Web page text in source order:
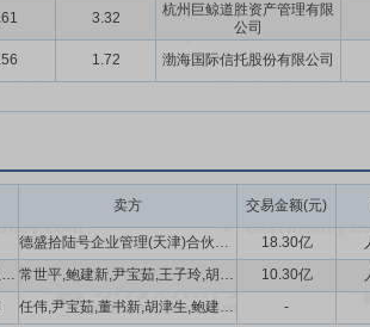
3.32
杭州巨鲸道胜资产管理有限
公司
1.72 渤海国际信托股份有限公司
卖方 交易金额(元)
德盛拾陆号企业管理(天津)合伙企业(有限合伙) 18.30亿
新疆建发梵宇产业投资基金合伙企业(有限合伙) 常世平,鲍建新,尹宝茹,王子玲,胡津生,张义生,董书新,任伟 10.30亿
任伟,尹宝茹,董书新,胡津生,鲍建新,常世平,张义生,王子玲 -